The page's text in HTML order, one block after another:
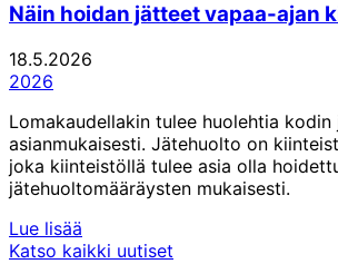
Näin hoidan jätteet vapaa-ajan
18.5.2026
2026
Lomakaudellakin tulee huolehtia kodin
asianmukaisesti. Jätehuolto on
joka kiinteistöllä tulee asia olla
jätehuoltomääräysten mukaisesti.
Lue lisää
Katso kaikki uutiset